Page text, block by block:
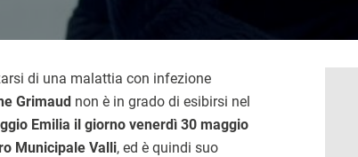
di una malattia con infezione
Grimaud non è in grado di esibirsi nel
Emilia il giorno venerdì 30 maggio
Municipale Valli, ed è quindi suo